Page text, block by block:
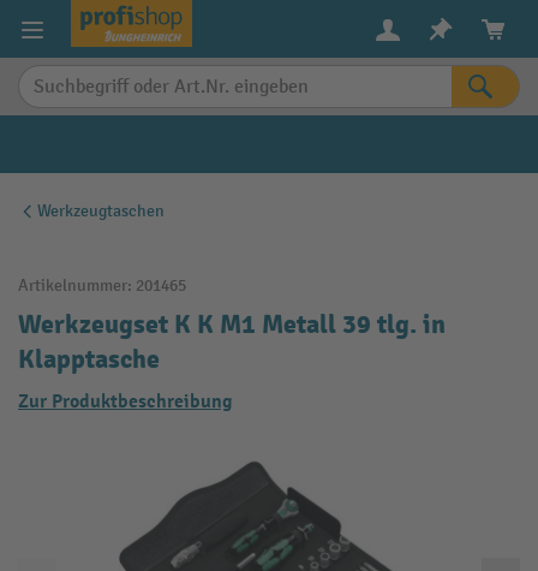
springen
Werkzeugtaschen
Artikelnummer: 201465
Werkzeugset K K M1 Metall 39 tlg. in
Klapptasche
Zur Produktbeschreibung